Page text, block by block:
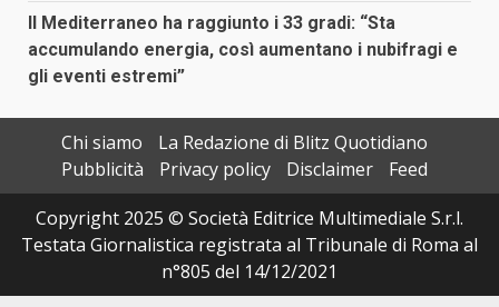
Il Mediterraneo ha raggiunto i 33 gradi: “Sta
accumulando energia, così aumentano i nubifragi e
gli eventi estremi”
Chi siamo
La Redazione di Blitz Quotidiano
Pubblicità
Privacy policy Disclaimer
Feed
Copyright 2025 © Società Editrice Multimediale S.r.l.
Testata Giornalistica registrata al Tribunale di Roma al
n°805 del 14/12/2021